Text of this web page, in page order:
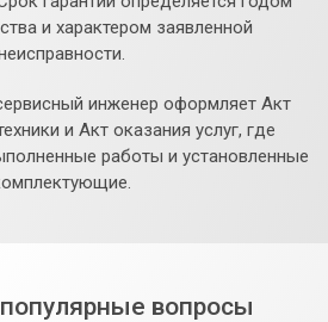
и характером заявленной
инженер оформляет Акт
и Акт оказания услуг, где
работы и установленные
вопросы